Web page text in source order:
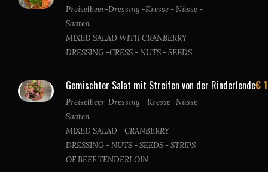
Preiselbeer-Dressing -Kresse - Nüsse -
Saaten
MIXED SALAD WITH CRANBERRY
DRESSING -CRESS - NUTS - SEEDS
Gemischter Salat mit Streifen von der Rinderlende€
Preiselbeer-Dressing - Kresse -Nüsse -
Saaten
MIXED SALAD - CRANBERRY
DRESSING - NUTS - SEEDS - STRIPS
OF BEEF TENDERLOIN